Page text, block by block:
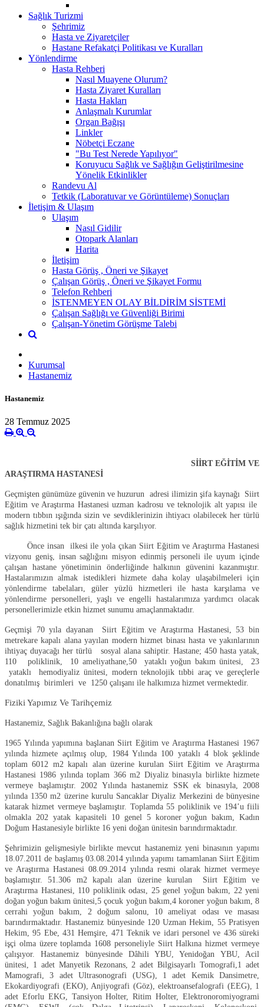
Sağlık Turizmi
Şehrimiz
Hasta ve Ziyaretçiler
Hastane Refakatçi Politikası ve Kuralları
Yönlendirme
Hasta Rehberi
Nasıl Muayene Olurum?
Hasta Ziyaret Kuralları
Hasta Hakları
Anlaşmalı Kurumlar
Organ Bağışı
Linkler
Nöbetçi Eczane
"Bu Test Nerede Yapılıyor"
Koruyucu Sağlık ve Sağlığın Geliştirilmesine
Yönelik Etkinlikler
Randevu Al
Tetkik (Laboratuvar ve Görüntüleme) Sonuçları
İletişim & Ulaşım
Ulaşım
Nasıl Gidilir
Otopark Alanları
Harita
İletişim
Hasta Görüş , Öneri ve Şikayet
Çalışan Görüş , Öneri ve Şikayet Formu
Telefon Rehberi
İSTENMEYEN OLAY BİLDİRİM SİSTEMİ
Çalışan Sağlığı ve Güvenliği Birimi
Çalışan-Yönetim Görüşme Talebi
Kurumsal
Hastanemiz
Hastanemiz
28 Temmuz 2025
SİİRT EĞİTİM VE
ARAŞTIRMA HASTANESİ
Geçmişten günümüze güvenin ve huzurun adresi ilimizin şifa kaynağı Siirt
Eğitim ve Araştırma Hastanesi uzman kadrosu ve teknolojik alt yapısı ile
modern tıbbın ışığında sizin ve sevdiklerinizin ihtiyacı olabilecek her türlü
sağlık hizmetini tek bir çatı altında karşılıyor.
Önce insan ilkesi ile yola çıkan Siirt Eğitim ve Araştırma Hastanesi
vizyonu geniş, insan sağlığını misyon edinmiş personeli ile uyum içinde
çalışan hastane yönetiminin önderliğinde halkının güvenini kazanmıştır.
Hastalarımızın almak istedikleri hizmete daha kolay ulaşabilmeleri için
yönlendirme tabelaları, güler yüzlü hizmetleri ile hasta karşılama ve
yönlendirme personelleri, yaşlı ve engelli hastalarımıza yardımcı olacak
personellerimizle etkin hizmet sunumu amaçlanmaktadır.
Geçmişi 70 yıla dayanan Siirt Eğitim ve Araştırma Hastanesi, 53 bin
metrekare kapalı alana yayılan modern hizmet binası hasta ve yakınlarının
ihtiyaç duyacağı her türlü sosyal alana sahiptir. Hastane; 450 hasta yatak,
110 poliklinik, 10 ameliyathane,50 yataklı yoğun bakım ünitesi, 23
yataklı hemodiyaliz ünitesi, modern teknolojik tıbbi araç ve gereçlerle
donatılmış birimleri ve 1250 çalışanı ile halkımıza hizmet vermektedir.
Fiziki Yapımız Ve Tarihçemiz
Hastanemiz, Sağlık Bakanlığına bağlı olarak
1965 Yılında yapımına başlanan Siirt Eğitim ve Araştırma Hastanesi 1967
yılında hizmete açılmış olup, 1984 Yılında 100 yataklı 4 blok şeklinde
toplam 6012 m2 kapalı alan üzerine kurulan Siirt Eğitim ve Araştırma
Hastanesi 1986 yılında toplam 366 m2 Diyaliz binasıyla birlikte hizmete
vermeye başlamıştır. 2002 Yılında hastanemiz SSK ek binasıyla, 2008
yılında 1350 m2 üzerine kurulu Sancaklar Diyaliz Merkezini de bünyesine
katarak hizmet vermeye başlamıştır. Toplamda 55 poliklinik ve 194’u fiili
olmakla 202 yatak kapasiteli 10 genel 5 koroner yoğun bakım, Kadın
Doğum Hastanesiyle birlikte 16 yeni doğan ünitesin barındırmaktadır.
Şehrimizin gelişmesiyle birlikte mevcut hastanemiz yeni binasının yapımı
18.07.2011 de başlamış 03.08.2014 yılında yapımı tamamlanan Siirt Eğitim
ve Araştırma Hastanesi 08.09.2014 yılında resmi olarak hizmet vermeye
başlamıştır. 51.306 m2 kapalı alan üzerine kurulan Siirt Eğitim ve
Araştırma Hastanesi, 110 poliklinik odası, 25 genel yoğun bakım, 22 yeni
doğan yoğun bakım ünitesi,5 çocuk yoğun bakım,4 koroner yoğun bakım, 8
cerrahi yoğun bakım, 2 doğum salonu, 10 ameliyat odası ve masası
barındırmaktadır. Hastanemiz bünyesinde 120 Uzman Hekim, 55 Pratisyen
Hekim, 95 Ebe, 431 Hemşire, 471 Teknik ve idari personel ve 436 süreki
işçi olma üzere toplamda 1608 personeliyle Siirt Halkına hizmet vermeye
çalışıyor. Hastanemiz bünyesinde Dâhili YBU, Yenidoğan YBU, Acil
ünitesi, 1 adet Manyetik Rezonans, 2 adet Bilgisayarlı Tomografi,1 adet
Mamografi, 3 adet Ultrasonografi (USG), 1 adet Kemik Dansimetre,
Ekokardiyografi (EKO), Anjiyografi (Göz), elektroansefalografi (EEG), 1
adet Eforlu EKG, Tansiyon Holter, Ritim Holter, Elektronoromiyogrami